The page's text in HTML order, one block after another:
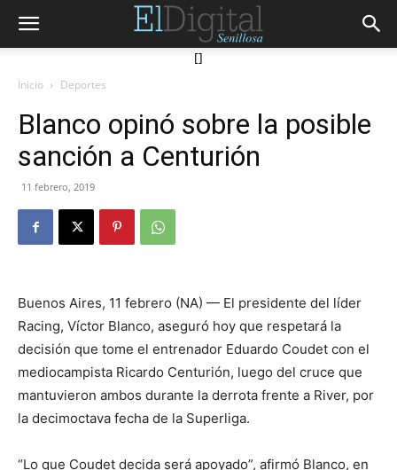
[]
Inicio Deportes
Blanco opinó sobre la posible
sanción a Centurión
11 febrero, 2019
Buenos Aires, 11 febrero (NA) — El presidente del líder
Racing, Víctor Blanco, aseguró hoy que respetará la
decisión que tome el entrenador Eduardo Coudet con el
mediocampista Ricardo Centurión, luego del cruce que
mantuvieron ambos durante la derrota frente a River, por
la decimoctava fecha de la Superliga.
“Lo que Coudet decida será apoyado”, afirmó Blanco, en